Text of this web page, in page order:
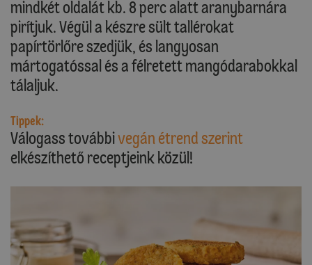
mindkét oldalát kb. 8 perc alatt aranybarnára
pirítjuk. Végül a készre sült tallérokat
papírtörlőre szedjük, és langyosan
mártogatóssal és a félretett mangódarabokkal
tálaljuk.
Tippek:
Válogass továbbivegán étrend szerint
elkészíthető receptjeink közül!